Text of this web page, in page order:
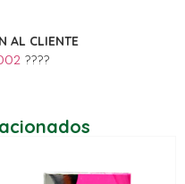
AL CLIENTE
????